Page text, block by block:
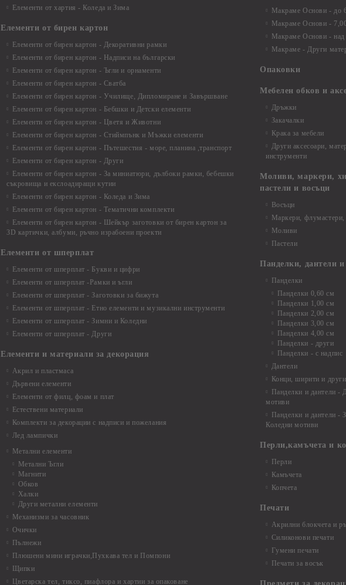
Елементи от хартия - Коледа и Зима
Елементи от бирен картон
Елементи от бирен картон - Декоративни рамки
Елементи от бирен картон - Надписи на български
Елементи от бирен картон - Ъгли и орнаменти
Елементи от бирен картон - Сватба
Елементи от бирен картон - Училище, Дипломиране и Завършване
Елементи от бирен картон - Бебшки и Детски елементи
Елементи от бирен картон - Цветя и Животни
Елементи от бирен картон - Стиймпънк и Мъжки елементи
Елементи от бирен картон - Пътешестия - море, планина ,транспорт
Елементи от бирен картон - Други
Елементи от бирен картон - За миниатюри, дълбоки рамки, бебешки
съкровища и екслоадиращи кутии
Елементи от бирен картон - Коледа и Зима
Елементи от бирен картон - Тематични комплекти
Елементи от бирен картон - Шейкър заготовки от бирен картон за
3D картички, албуми, ръчно израбоени проекти
Елементи от шперплат
Елементи от шперплат - Букви и цифри
Елементи от шперплат -Рамки и ъгли
Елементи от шперплат - Заготовки за бижута
Елементи от шперплат - Етно елементи и музикални инструменти
Елементи от шперплат - Зимни и Коледни
Елементи от шперплат - Други
Елементи и материали за декорация
Акрил и пластмаса
Дървени елементи
Елементи от филц, фоам и плат
Естествени материали
Комплекти за декорации с надписи и пожелания
Лед лампички
Метални елементи
Метални Ъгли
Магнити
Обков
Халки
Други метални елементи
Механизми за часовник
Очички
Пълнежи
Плюшени мини играчки,Пухкава тел и Помпони
Щипки
Цветарска тел, тиксо, пиафлора и хартии за опаковане
Макраме Основи - до
Макраме Основи -
Макраме Основи - над
Макраме - Други
Опаковки
Мебелен обков и
Дръжки
Закачалки
Крака за мебели
Други аксесоари,
инструменти
Моливи, маркери,
пастели и восъци
Восъци
Маркери,
Моливи
Пастели
Панделки, дантели и
Панделки
Панделки 0,60 см
Панделки 1,00 см
Панделки 2,00 см
Панделки 3,00 см
Панделки 4,00 см
Панделки - други
Панделки - с надпис
Дантели
Конци, ширити и други
Панделки и дантели -
мотиви
Панделки и дантели -
Коледни мотиви
Перли,камъчета и
Перли
Камъчета
Копчета
Печати
Акрилни блокчета и
Силиконови печати
Гумени печати
Печати за восък